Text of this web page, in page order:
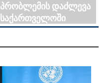
პრობლემის დაძლევა
საქართველოში